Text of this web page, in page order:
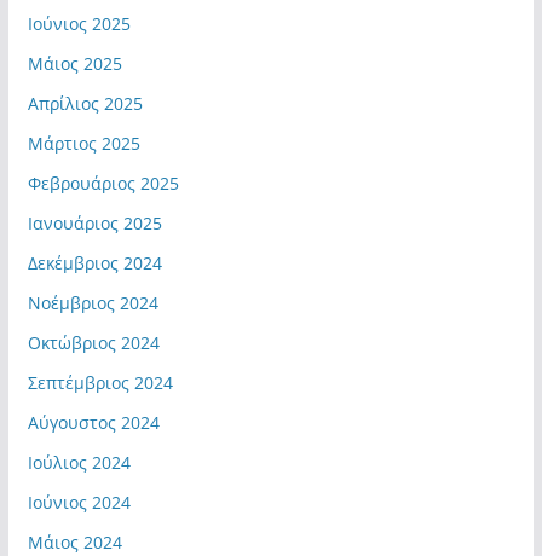
Ιούνιος 2025
Μάιος 2025
Απρίλιος 2025
Μάρτιος 2025
Φεβρουάριος 2025
Ιανουάριος 2025
Δεκέμβριος 2024
Νοέμβριος 2024
Οκτώβριος 2024
Σεπτέμβριος 2024
Αύγουστος 2024
Ιούλιος 2024
Ιούνιος 2024
Μάιος 2024